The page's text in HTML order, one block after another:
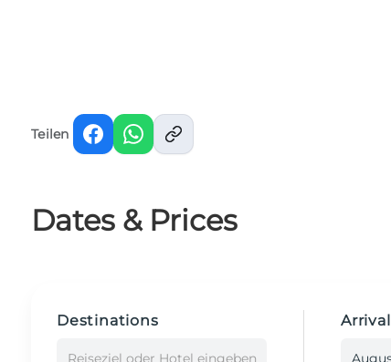
Teilen
Dates & Prices
Destinations
Reiseziel oder Hotel eingeben
Arrival